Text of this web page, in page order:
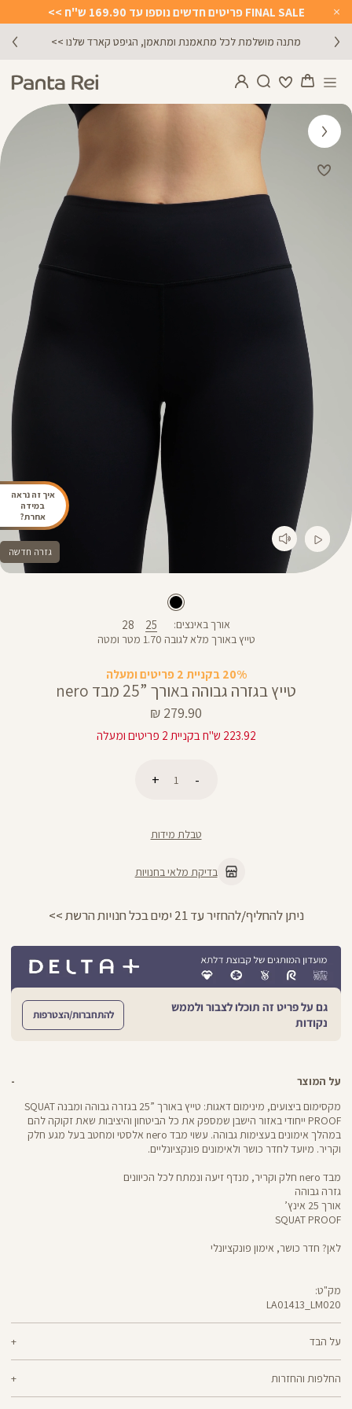
Close
Timer
FINAL SALE פריטים חדשים נוספו עד 169.90 ש"ח >>
מתנה מושלמת לכל מתאמנת ומתאמן, הגיפט קארד שלנו >>
20% בקניית 2 פריטים ומעלה
טייץ בגזרה גבוהה באורך ”25 מבד nero
מחיר
מוצר
279.90 ₪
223.92 ש"ח בקניית 2 פריטים ומעלה
אורך באינצים 25
28
טייץ באורך מלא לגובה 1.70 מטר ומטה
טבלת מידות
בדיקת מלאי בחנויות
ניתן להחליף/להחזיר עד 21 ימים בכל חנויות הרשת >>
גם על פריט זה תוכלו לצבור ולממש
נקודות
להתחברות/הצטרפות
על המוצר
על הבד
החלפות והחזרות
מקסימום ביצועים, מינימום דאגות: טייץ באורך ”25 בגזרה גבוהה ומבנה SQUAT
PROOF ייחודי באזור הישבן שמספק את כל הביטחון והיציבות שאת זקוקה להם
במהלך אימונים בעצימות גבוהה. עשוי מבד nero אלסטי ומחטב בעל מגע חלק
וקריר. מיועד לחדר כושר ולאימונים פונקציונליים.
מבד nero חלק וקריר, מנדף זיעה ונמתח לכל הכיוונים
גזרה גבוהה
אורך 25 אינץ’
SQUAT PROOF
לאן? חדר כושר, אימון פונקציונלי
מק"ט:
LA01413_LM020
nero - מגע קריר, תמיכה גבוהה ותחושה נינוחה - שלושת המרכיבים לאימון דינמי
איך זה נראה
במידה
אחרת?
גזרה חדשה